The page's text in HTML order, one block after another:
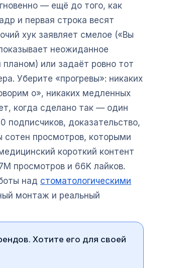
— ещё до того, как
и первая строка весят
хук заявляет смелое («Вы
неожиданное
или задаёт ровно тот
Уберите «прогревы»: никаких
о», никаких медленных
когда сделано так — один
доказательство,
сотен просмотров, которыми
короткий контент
просмотров и 66K лайков.
над стоматологическими
монтаж и реальный
Хотите его для своей